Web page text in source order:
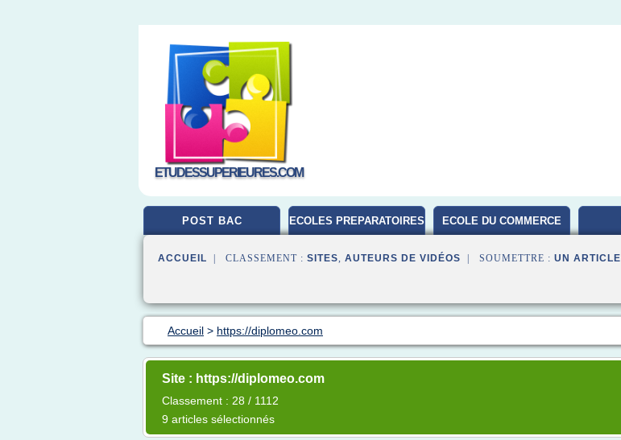
ETUDESSUPERIEURES.COM
POST BAC ECOLES PREPARATOIRES ECOLE DU COMMERCE
ACCUEIL | CLASSEMENT : SITES, AUTEURS DE VIDÉOS | SOUMETTRE : UN ARTICLE
Accueil > https://diplomeo.com
Site : https://diplomeo.com
Classement : 28 / 1112
9 articles sélectionnés